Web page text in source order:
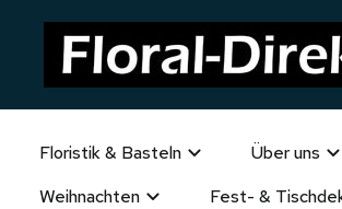
Floristik & Basteln
Über uns
Weihnachten
Fest- &